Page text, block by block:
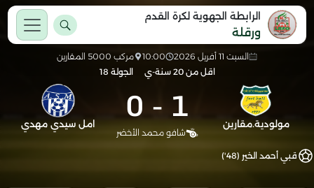
الرابطة الجهوية لكرة القدم
ورقلة
السبت 11 أفريل 2026 10:00
مركب 5000 المقارين
اقل من 20 سنة-ي
الجولة 18
مولودية.مقارين 1
-
0
شافو محمد الأخضر
امل سيدي مهدي
قبي أحمد الخير (48')